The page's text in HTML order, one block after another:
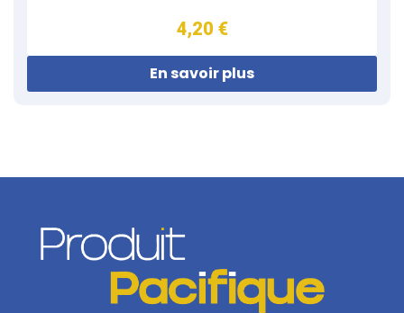
4,20 €
En savoir plus